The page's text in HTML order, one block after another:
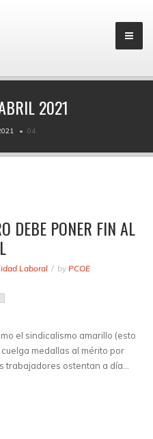
2021
04
DEBE PONER FIN AL
Laboral by PCOE
el sindicalismo amarillo (esto
cuelga medallas al mérito por
trabajadores ostentan a día…